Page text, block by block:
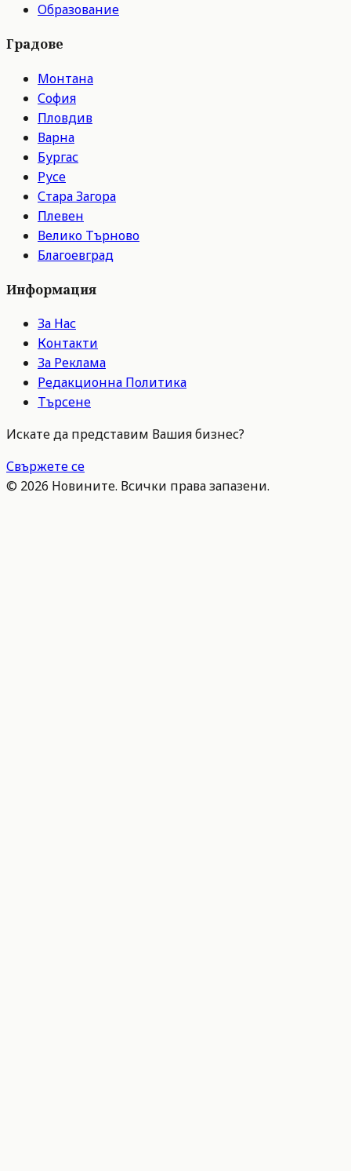
Образование
Градове
Монтана
София
Пловдив
Варна
Бургас
Русе
Стара Загора
Плевен
Велико Търново
Благоевград
Информация
За Нас
Контакти
За Реклама
Редакционна Политика
Търсене
Искате да представим Вашия бизнес?
Свържете се
© 2026 Новините. Всички права запазени.